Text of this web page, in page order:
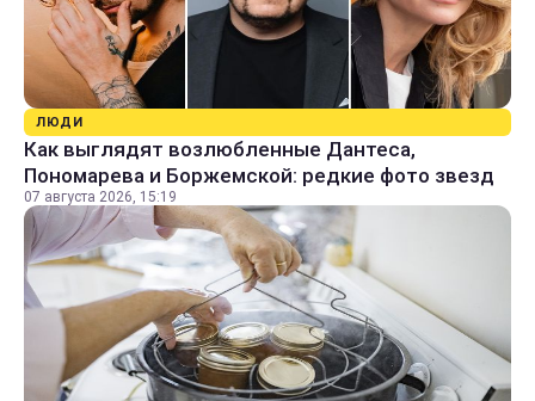
ЛЮДИ
Как выглядят возлюбленные Дантеса,
Пономарева и Боржемской: редкие фото звезд
07 августа 2026, 15:19